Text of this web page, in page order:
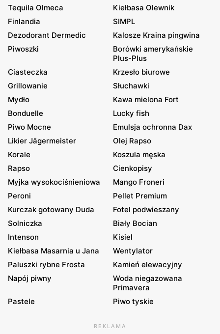
Tequila Olmeca
Kiełbasa Olewnik
Finlandia
SIMPL
Dezodorant Dermedic
Kalosze Kraina pingwina
Piwoszki
Borówki amerykańskie
Plus-Plus
Ciasteczka
Krzesło biurowe
Grillowanie
Słuchawki
Mydło
Kawa mielona Fort
Bonduelle
Lucky fish
Piwo Mocne
Emulsja ochronna Dax
Likier Jägermeister
Olej Rapso
Korale
Koszula męska
Rapso
Cienkopisy
Myjka wysokociśnieniowa
Mango Froneri
Peroni
Pellet Premium
Kurczak gotowany Duda
Fotel podwieszany
Solniczka
Biały Bocian
Intenson
Kisiel
Kiełbasa Masarnia u Jana
Wentylator
Paluszki rybne Frosta
Kamień elewacyjny
Napój piwny
Woda niegazowana
Primavera
Pastele
Piwo tyskie
REKLAMA